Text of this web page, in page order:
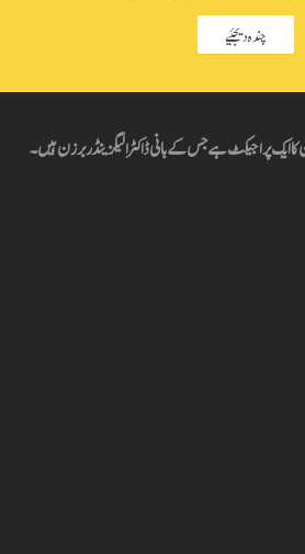
چندہ دیجئیے
کا ایک پراجیکٹ ہے جس کے بانی ڈاکٹر الیگزینڈر برزن ہیں۔